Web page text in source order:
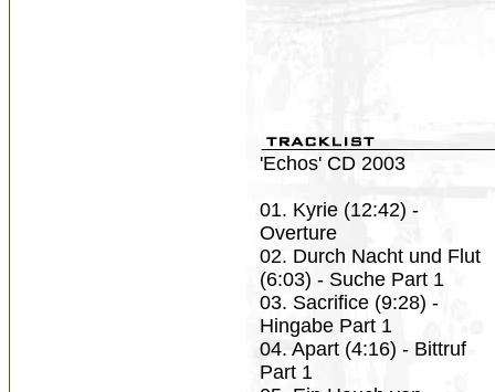
'Echos' CD 2003
01. Kyrie (12:42) -
Overture
02. Durch Nacht und Flut
(6:03) - Suche Part 1
03. Sacrifice (9:28) -
Hingabe Part 1
04. Apart (4:16) - Bittruf
Part 1